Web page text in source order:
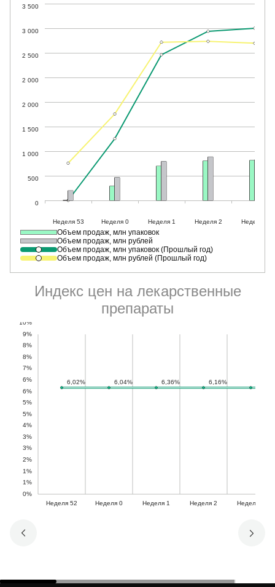
Объем продаж, млн упаковок
Объем продаж, млн рублей
Объем продаж, млн упаковок (Прошлый год)
Объем продаж, млн рублей (Прошлый год)
Индекс цен на лекарственные
препараты